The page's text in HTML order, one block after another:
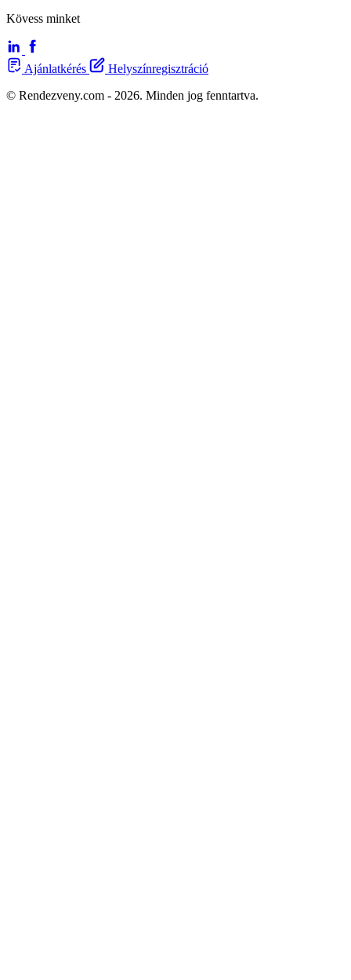
Kövess minket
Ajánlatkérés
Helyszínregisztráció
© Rendezveny.com - 2026. Minden jog fenntartva.